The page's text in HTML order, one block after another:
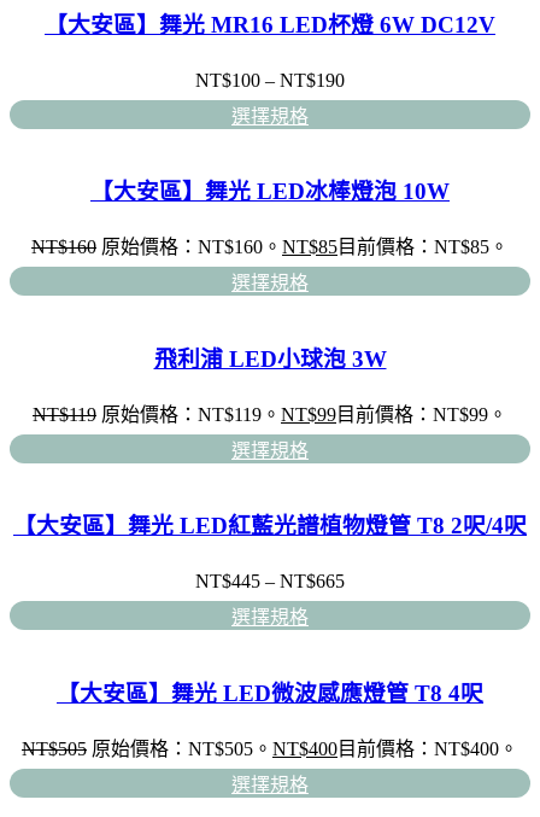
【大安區】舞光 MR16 LED杯燈 6W DC12V
NT$100 – NT$190
選擇規格
【大安區】舞光 LED冰棒燈泡 10W
NT$160 原始價格：NT$160。 NT$85目前價格：NT$85。
選擇規格
飛利浦 LED小球泡 3W
NT$119 原始價格：NT$119。 NT$99目前價格：NT$99。
選擇規格
【大安區】舞光 LED紅藍光譜植物燈管 T8 2呎/4呎
NT$445 – NT$665
選擇規格
【大安區】舞光 LED微波感應燈管 T8 4呎
NT$505 原始價格：NT$505。 NT$400目前價格：NT$400。
選擇規格